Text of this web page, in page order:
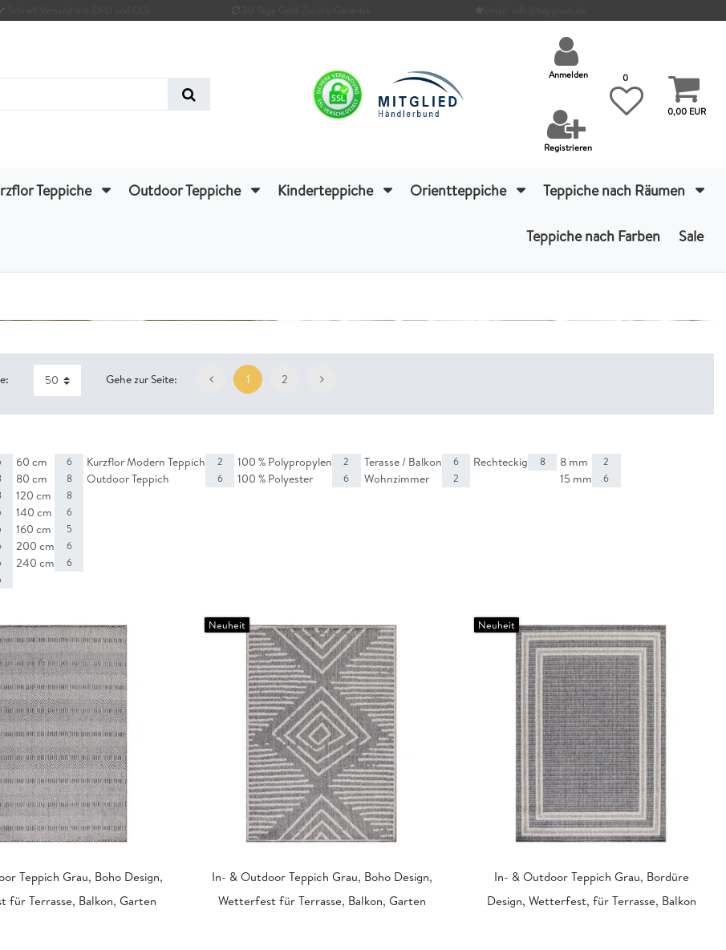
Schnell Versand mit DPD und GLS 30 Tage Geld-Zurück-Garantie Email: info@teppium.de
Anmelden
Registrieren
0
0,00 EUR
Teppiche Outdoor Teppiche Kinderteppiche Orientteppiche Teppiche nach Räumen
Teppiche nach Farben Sale
Gehe zur Seite: 1 2
60 cm 6
80 cm 8
120 cm 8
140 cm 6
160 cm 5
200 cm 6
240 cm 6
Kurzflor Modern Teppich 2
Outdoor Teppich 6
100 % Polypropylen 2
100 % Polyester 6
Terasse / Balkon 6
Wohnzimmer 2
Rechteckig 8 8 mm 2
15 mm 6
Teppich Grau, Boho Design,
für Terrasse, Balkon, Garten
Neuheit
In- & Outdoor Teppich Grau, Boho Design,
Wetterfest für Terrasse, Balkon, Garten
Neuheit
In- & Outdoor Teppich Grau, Bordüre
Design, Wetterfest, für Terrasse, Balkon